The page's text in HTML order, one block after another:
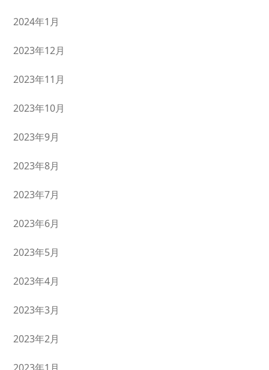
2024年1月
2023年12月
2023年11月
2023年10月
2023年9月
2023年8月
2023年7月
2023年6月
2023年5月
2023年4月
2023年3月
2023年2月